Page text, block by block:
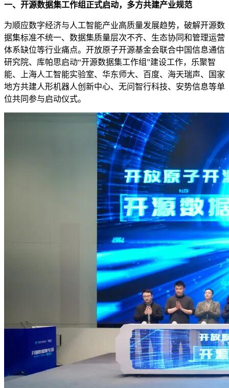
一、开源数据集工作组正式启动，多方共建产业规范
为顺应数字经济与人工智能产业高质量发展趋势，破解开源数
据集标准不统一、数据集质量层次不齐、生态协同和管理运营
体系缺位等行业痛点。开放原子开源基金会联合中国信息通信
研究院、 库帕思启动“开源数据集工作组”建设工作，乐聚智
能、上海人工智能实验室、华东师大、百度、 海天瑞声、国家
地方共建人形机器人创新中心、无问智行科技、 安势信息等单
位共同参与启动仪式。